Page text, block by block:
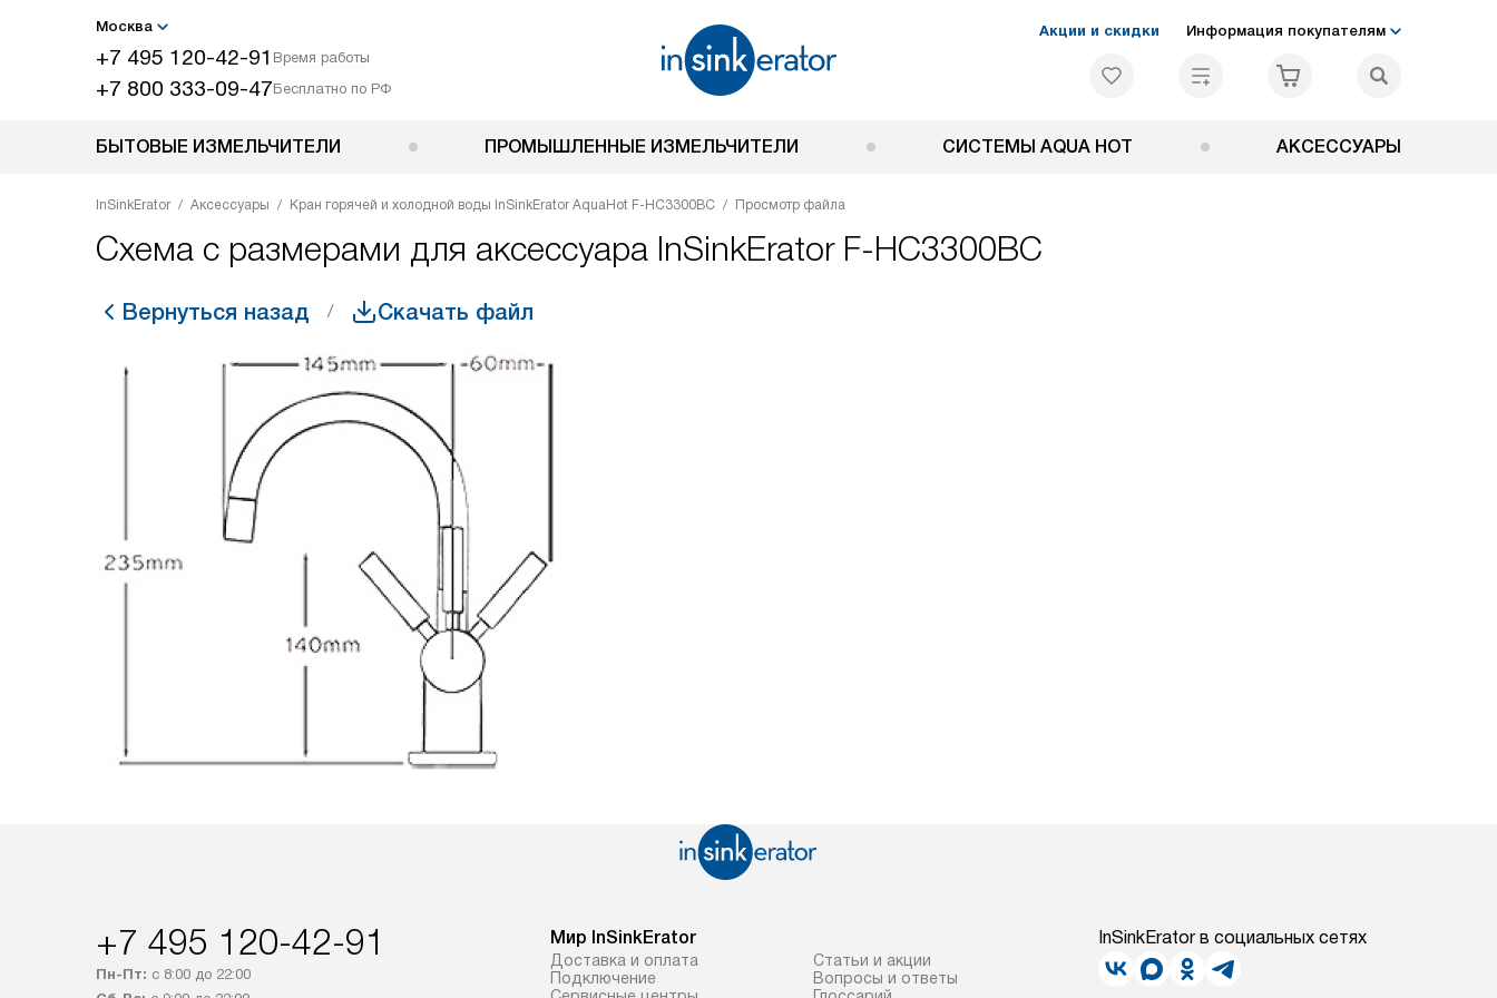
Москва
+7 495 120-42-91 Время работы
+7 800 333-09-47Бесплатно по РФ
Акции и скидки Информация покупателям
БЫТОВЫЕ ИЗМЕЛЬЧИТЕЛИ ПРОМЫШЛЕННЫЕ ИЗМЕЛЬЧИТЕЛИ СИСТЕМЫ AQUA HOT АКСЕССУАРЫ
InSinkErator Аксессуары Кран горячей и холодной воды InSinkErator AquaHot F-HC3300BC Просмотр файла
Схема с размерами для аксессуара InSinkErator F-HC3300BC
Вернуться назад Скачать файл
+7 495 120-42-91
Пн-Пт: с 8:00 до 22:00
Мир InSinkErator
Доставка и оплата
Подключение
Статьи и акции
Вопросы и ответы
InSinkErator в социальных сетях